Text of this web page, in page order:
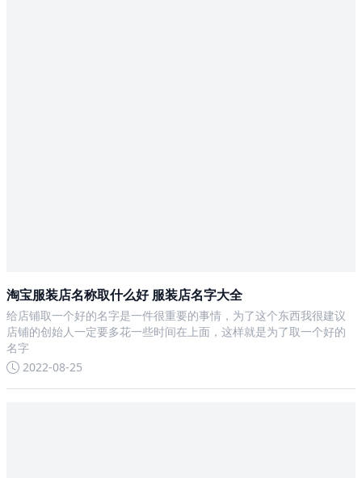
淘宝服装店名称取什么好 服装店名字大全
给店铺取一个好的名字是一件很重要的事情，为了这个东西我很建议
店铺的创始人一定要多花一些时间在上面，这样就是为了取一个好的
名字
2022-08-25